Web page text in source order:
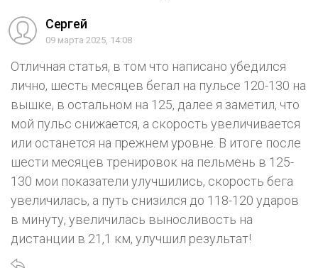
Сергей
09 марта 2025, 14:08
Отличная статья, в том что написано убедился
лично, шесть месяцев бегал на пульсе 120-130 на
вышке, в остальном на 125, далее я заметил, что
мой пульс снижается, а скорость увеличивается
или останется на прежнем уровне. В итоге после
шести месяцев тренировок на пельмень в 125-
130 мои показатели улучшились, скорость бега
увеличилась, а путь снизился до 118-120 ударов
в минуту, увеличилась выносливость на
дистанции в 21,1 км, улучшил результат!